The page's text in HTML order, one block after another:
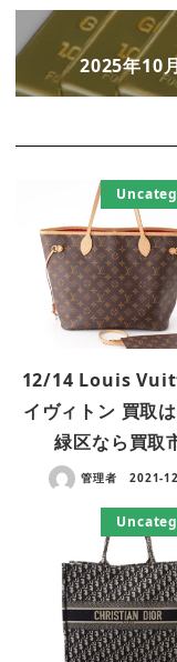
2025年10
12/14 Louis
イヴィトン 買取
緑区なら買取
管理者 2021-